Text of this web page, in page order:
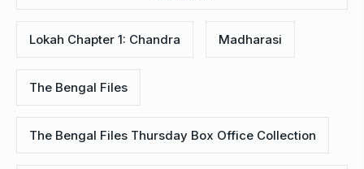
Lokah Chapter 1: Chandra Madharasi
The Bengal Files
The Bengal Files Thursday Box Office Collection